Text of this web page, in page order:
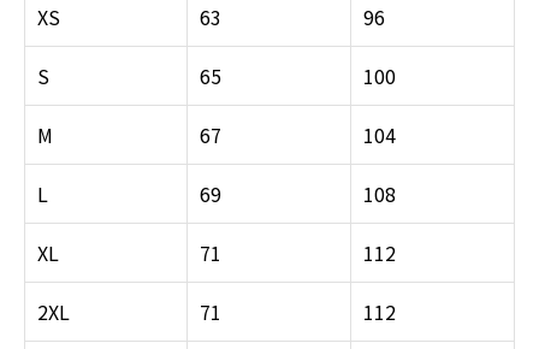
XS 63 96
S 65 100
M 67 104
L 69 108
XL 71 112
2XL 71 112